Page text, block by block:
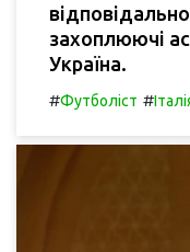
захоплюючі
Україна.
#Футболіст #